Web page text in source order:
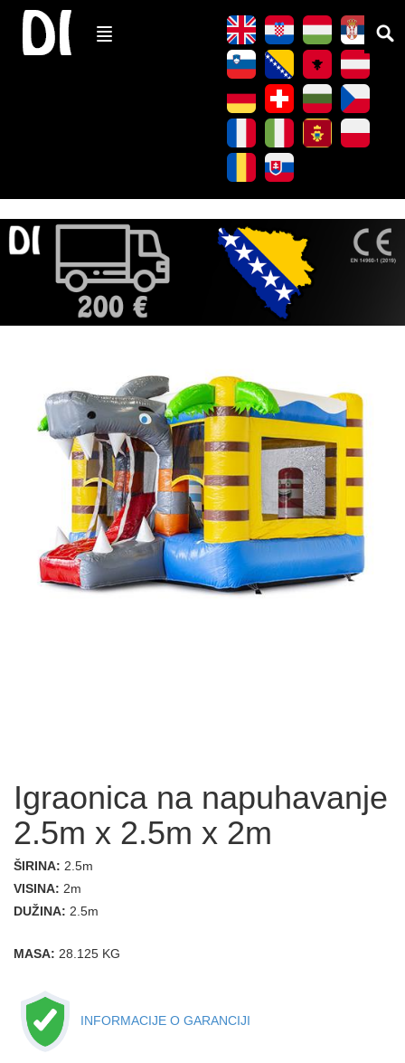
Igraonica na napuhavanje
2.5m x 2.5m x 2m
ŠIRINA: 2.5m
VISINA: 2m
DUŽINA: 2.5m
MASA: 28.125 KG
INFORMACIJE O GARANCIJI